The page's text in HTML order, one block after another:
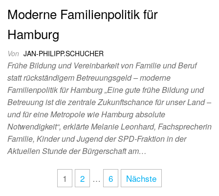
Moderne Familienpolitik für
Hamburg
Von JAN-PHILIPP.SCHUCHER
Frühe Bildung und Vereinbarkeit von Familie und Beruf
statt rückständigem Betreuungsgeld – moderne
Familienpolitik für Hamburg „Eine gute frühe Bildung und
Betreuung ist die zentrale Zukunftschance für unser Land –
und für eine Metropole wie Hamburg absolute
Notwendigkeit“, erklärte Melanie Leonhard, Fachsprecherin
Familie, Kinder und Jugend der SPD-Fraktion in der
Aktuellen Stunde der Bürgerschaft am…
1 2 … 6 Nächste